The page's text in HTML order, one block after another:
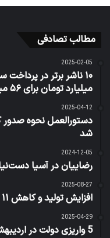
مطالب تصادفی
2025-02-05
میلیارد تومان برای ۵۶ میلیون سهامدار
2025-04-12
دستورالعمل نحوه صدور
شد
2024-12-05
رضاییان در آسیا
2025-08-27
افزایش تولید و کاهش ۱۱ درصدی قیمت جهانی برنج
2025-04-29
5 واریزی دولت در اردیبهشت برای یارانه بگیران